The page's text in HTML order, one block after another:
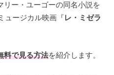
リー・ユーゴーの同名小説を
ュージカル映画『レ・ミゼラ
料で見る方法を紹介します。